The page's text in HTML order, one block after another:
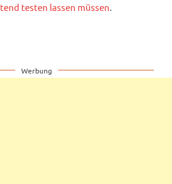
testen lassen müssen.
Werbung